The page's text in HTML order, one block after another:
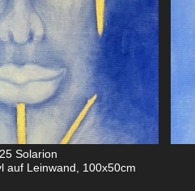
Solarion
auf Leinwand, 100x50cm